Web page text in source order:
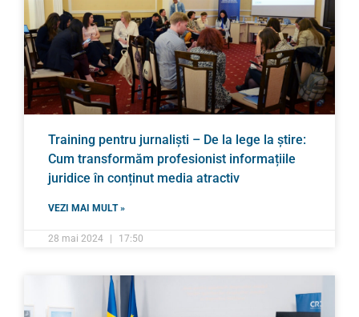
Training pentru jurnaliști – De la lege la știre:
Cum transformăm profesionist informațiile
juridice în conținut media atractiv
VEZI MAI MULT »
28 mai 2024 17:50